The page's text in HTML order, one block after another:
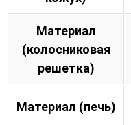
Материал
(колосниковая
решетка)
Материал (печь)